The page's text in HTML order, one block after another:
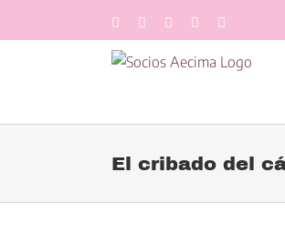
al
FacebookLinkedIn
TwitterYouTube
El cribado del